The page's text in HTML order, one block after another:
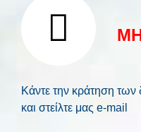
Κάντε την κράτηση
και στείλτε μας e-mail